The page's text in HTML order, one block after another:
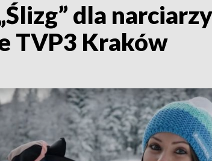
dla
TVP3 Kraków